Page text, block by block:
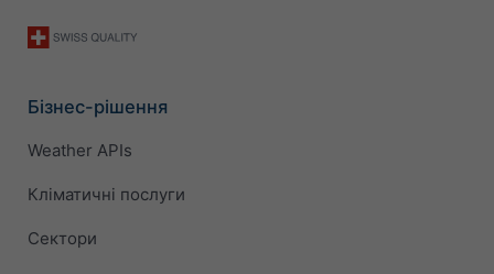
Бізнес-рішення
Weather APIs
Кліматичні послуги
Сектори